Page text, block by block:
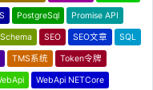
PostgreSql Promise API
Schema SEO SEO文章 SQL
TMS系统 Token令牌
WebApi NETCore